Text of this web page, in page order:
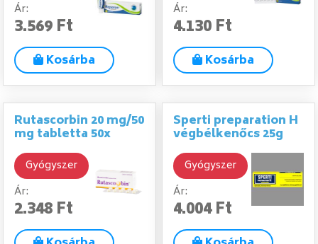
Ár:
3.569 Ft
Kosárba
Ár:
4.130 Ft
Kosárba
Rutascorbin 20 mg/50
mg tabletta 50x
Gyógyszer
Ár:
2.348 Ft
Sperti preparation H
végbélkenőcs 25g
Gyógyszer
Ár:
4.004 Ft